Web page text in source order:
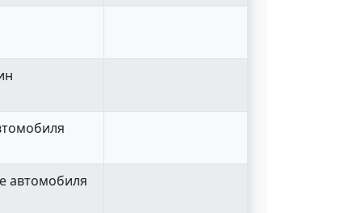
автомобиля